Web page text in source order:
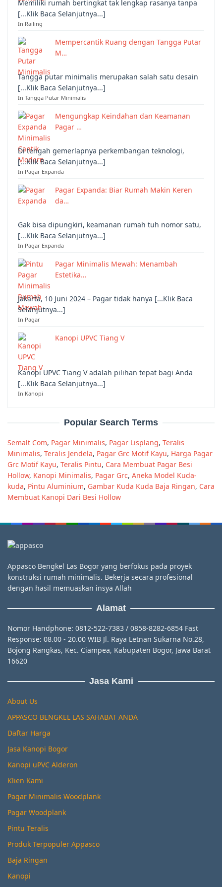
Memiliki rumah bertingkat tak lengkap rasanya tanpa
[...Klik Baca Selanjutnya...]
In Railing
Mempercantik Ruang dengan Tangga Putar
M…
Tangga putar minimalis merupakan salah satu desain
[...Klik Baca Selanjutnya...]
In Tangga Putar Minimalis
Mengungkap Keindahan dan Keamanan
Pagar …
Di tengah gemerlapnya perkembangan teknologi,
[...Klik Baca Selanjutnya...]
In Pagar Expanda
Pagar Expanda: Biar Rumah Makin Keren
da…
Gak bisa dipungkiri, keamanan rumah tuh nomor satu,
[...Klik Baca Selanjutnya...]
In Pagar Expanda
Pagar Minimalis Mewah: Menambah
Estetika…
Jakarta, 10 Juni 2024 – Pagar tidak hanya [...Klik Baca
Selanjutnya...]
In Pagar
Kanopi UPVC Tiang V
Kanopi UPVC Tiang V adalah pilihan tepat bagi Anda
[...Klik Baca Selanjutnya...]
In Kanopi
Popular Search Terms
Semalt Com, Pagar Minimalis, Pagar Lisplang, Teralis
Minimalis, Teralis Jendela, Pagar Grc Motif Kayu, Harga Pagar
Grc Motif Kayu, Teralis Pintu, Cara Membuat Pagar Besi
Hollow, Kanopi Minimalis, Pagar Grc, Aneka Model Kuda-
kuda, Pintu Aluminium, Gambar Kuda Kuda Baja Ringan, Cara
Membuat Kanopi Dari Besi Hollow
Appasco Bengkel Las Bogor yang berfokus pada proyek
konstruksi rumah minimalis. Bekerja secara profesional
dengan hasil memuaskan insya Allah
Alamat
Nomor Handphone: 0812-522-7383 / 0858-8282-6854 Fast
Response: 08.00 - 20.00 WIB Jl. Raya Letnan Sukarna No.28,
Bojong Rangkas, Kec. Ciampea, Kabupaten Bogor, Jawa Barat
16620
Jasa Kami
About Us
APPASCO BENGKEL LAS SAHABAT ANDA
Daftar Harga
Jasa Kanopi Bogor
Kanopi uPVC Alderon
Klien Kami
Pagar Minimalis Woodplank
Pagar Woodplank
Pintu Teralis
Produk Terpopuler Appasco
Baja Ringan
Kanopi